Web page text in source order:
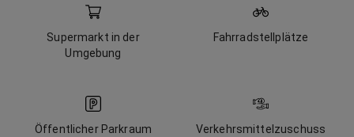
Supermarkt in der
Umgebung
Fahrradstellplätze
Öffentlicher Parkraum Verkehrsmittelzuschuss